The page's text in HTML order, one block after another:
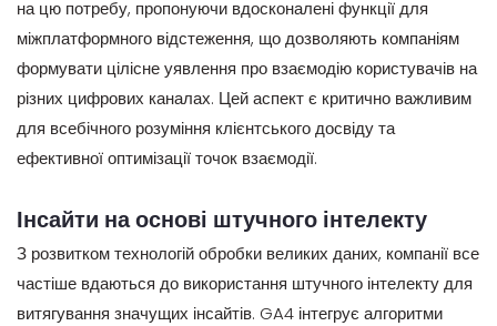
на цю потребу, пропонуючи вдосконалені функції для
міжплатформного відстеження, що дозволяють компаніям
формувати цілісне уявлення про взаємодію користувачів на
різних цифрових каналах. Цей аспект є критично важливим
для всебічного розуміння клієнтського досвіду та
ефективної оптимізації точок взаємодії.
Інсайти на основі штучного інтелекту
З розвитком технологій обробки великих даних, компанії все
частіше вдаються до використання штучного інтелекту для
витягування значущих інсайтів. GA4 інтегрує алгоритми